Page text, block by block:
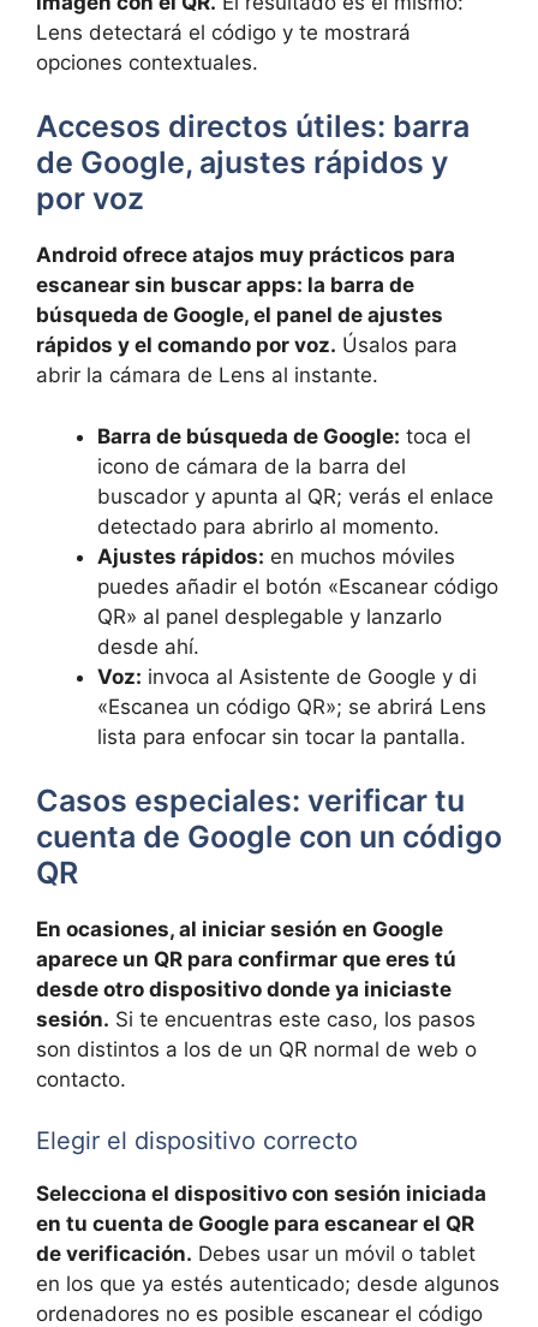
Lens detectará el código y te mostrará
opciones contextuales.
Accesos directos útiles: barra
de Google, ajustes rápidos y
por voz
Android ofrece atajos muy prácticos para
escanear sin buscar apps: la barra de
búsqueda de Google, el panel de ajustes
rápidos y el comando por voz. Úsalos para
abrir la cámara de Lens al instante.
Barra de búsqueda de Google: toca el
icono de cámara de la barra del
buscador y apunta al QR; verás el enlace
detectado para abrirlo al momento.
Ajustes rápidos: en muchos móviles
puedes añadir el botón «Escanear código
QR» al panel desplegable y lanzarlo
desde ahí.
Voz: invoca al Asistente de Google y di
«Escanea un código QR»; se abrirá Lens
lista para enfocar sin tocar la pantalla.
Casos especiales: verificar tu
cuenta de Google con un código
QR
En ocasiones, al iniciar sesión en Google
aparece un QR para confirmar que eres tú
desde otro dispositivo donde ya iniciaste
sesión. Si te encuentras este caso, los pasos
son distintos a los de un QR normal de web o
contacto.
Elegir el dispositivo correcto
Selecciona el dispositivo con sesión iniciada
en tu cuenta de Google para escanear el QR
de verificación. Debes usar un móvil o tablet
en los que ya estés autenticado; desde algunos
ordenadores no es posible escanear el código